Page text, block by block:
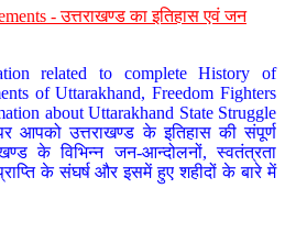
- उत्तराखण्ड का इतिहास एवं जन
related to complete History of
of Uttarakhand, Freedom Fighters
about Uttarakhand State Struggle
आपको उत्तराखण्ड के इतिहास की संपूर्ण
के विभिन्न जन-आन्दोलनों, स्वतंत्रता
के संघर्ष और इसमें हुए शहीदों के बारे में